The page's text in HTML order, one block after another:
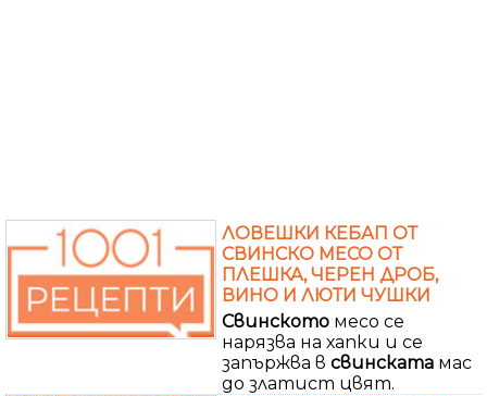
ЛОВЕШКИ КЕБАП ОТ
СВИНСКО МЕСО ОТ
ПЛЕШКА, ЧЕРЕН ДРОБ,
ВИНО И ЛЮТИ ЧУШКИ
Свинското месо се
нарязва на хапки и се
запържва в свинската мас
до златист цвят.